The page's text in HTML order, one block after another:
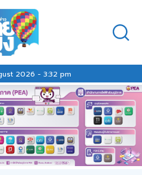
2026 - 3:32 pm